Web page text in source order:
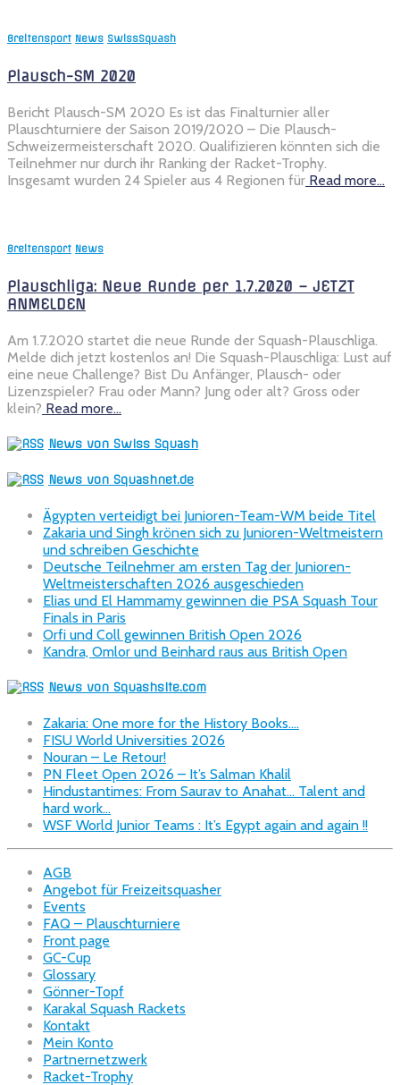
Breitensport News SwissSquash
Plausch-SM 2020
Bericht Plausch-SM 2020 Es ist das Finalturnier aller
Plauschturniere der Saison 2019/2020 – Die Plausch-
Schweizermeisterschaft 2020. Qualifizieren könnten sich die
Teilnehmer nur durch ihr Ranking der Racket-Trophy.
Insgesamt wurden 24 Spieler aus 4 Regionen für Read more…
Breitensport News
Plauschliga: Neue Runde per 1.7.2020 – JETZT
ANMELDEN
Am 1.7.2020 startet die neue Runde der Squash-Plauschliga.
Melde dich jetzt kostenlos an! Die Squash-Plauschliga: Lust auf
eine neue Challenge? Bist Du Anfänger, Plausch- oder
Lizenzspieler? Frau oder Mann? Jung oder alt? Gross oder
klein? Read more…
News von Swiss Squash
News von Squashnet.de
Ägypten verteidigt bei Junioren-Team-WM beide Titel
Zakaria und Singh krönen sich zu Junioren-Weltmeistern
und schreiben Geschichte
Deutsche Teilnehmer am ersten Tag der Junioren-
Weltmeisterschaften 2026 ausgeschieden
Elias und El Hammamy gewinnen die PSA Squash Tour
Finals in Paris
Orfi und Coll gewinnen British Open 2026
Kandra, Omlor und Beinhard raus aus British Open
News von Squashsite.com
Zakaria: One more for the History Books….
FISU World Universities 2026
Nouran – Le Retour!
PN Fleet Open 2026 – It’s Salman Khalil
Hindustantimes: From Saurav to Anahat… Talent and
hard work…
WSF World Junior Teams : It’s Egypt again and again !!
AGB
Angebot für Freizeitsquasher
Events
FAQ – Plauschturniere
Front page
GC-Cup
Glossary
Gönner-Topf
Karakal Squash Rackets
Kontakt
Mein Konto
Partnernetzwerk
Racket-Trophy